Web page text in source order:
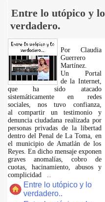
Entre lo utópico y lo
verdadero.
Por Claudia
Guerrero
Martínez.
​Un Portal
de la Internet,
que ha sido atacado
sistemáticamente en redes
sociales, nos tuvo confianza,
al compartir un testimonio y
denuncia ciudadana realizada por
personas privadas de la libertad
dentro del Penal de La Toma, en
el municipio de Amatlán de los
Reyes. En dicho mensaje exponen
graves anomalías, cobro de
cuotas, hacinamiento, abusos y
complicidad
Entre lo utópico y lo
verdadero..